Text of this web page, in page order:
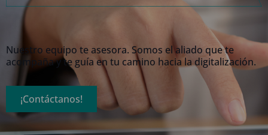
Nuestro equipo te asesora. Somos el aliado que te
acompaña y te guía en tu camino hacia la digitalización.
¡Contáctanos!